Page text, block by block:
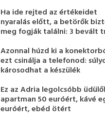
Ha ide rejted az értékeidet
nyaralás előtt, a betörők
meg fogják találni: 3 bevált
Azonnal húzd ki a
ezt csinálja a telefonod:
károsodhat a készülék
Ez az Adria legolcsóbb
apartman 50 euróért, kávé
euróért, ebéd ötért